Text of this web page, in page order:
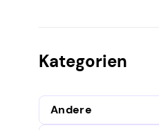
Kategorien
Andere